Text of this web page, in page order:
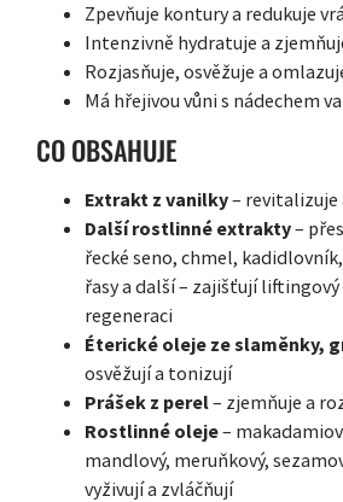
Zpevňuje kontury a redukuje
Intenzivně hydratuje a
Rozjasňuje, osvěžuje a
Má hřejivou vůni s nádechem
CO OBSAHUJE
Extrakt z vanilky– revitalizuje
Další rostlinné extrakty–
řecké seno, chmel,
řasy a další – zajišťují
regeneraci
Éterické oleje ze slaměnky,
osvěžují a tonizují
Prášek z perel– zjemňuje a
Rostlinné oleje–
mandlový, meruňkový,
vyživují a zvláčňují